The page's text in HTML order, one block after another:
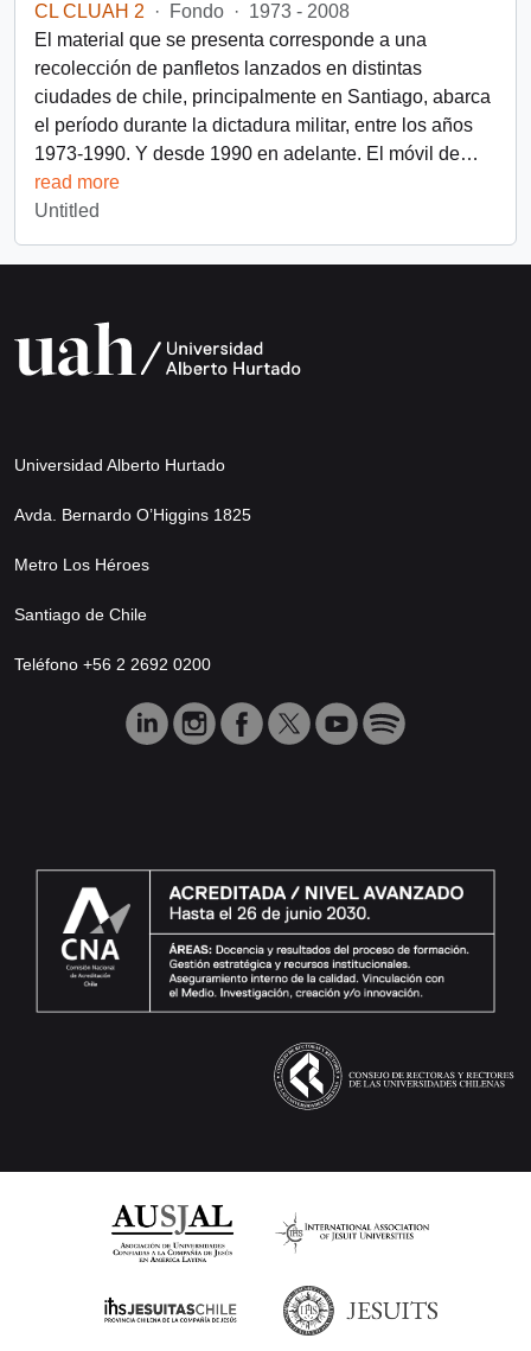
CL CLUAH 2
· Fondo · 1973 - 2008
El material que se presenta corresponde a una
recolección de panfletos lanzados en distintas
ciudades de chile, principalmente en Santiago, abarca
el período durante la dictadura militar, entre los años
1973-1990. Y desde 1990 en adelante. El móvil de…
read more
Untitled
Universidad Alberto Hurtado
Avda. Bernardo O’Higgins 1825
Metro Los Héroes
Santiago de Chile
Teléfono +56 2 2692 0200